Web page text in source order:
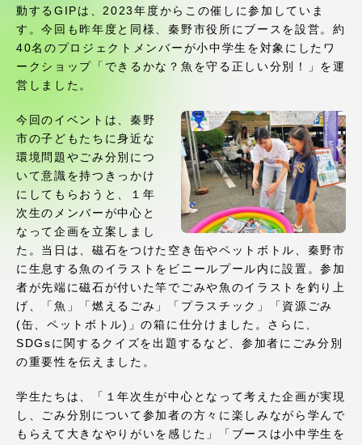
動するGIPは、2023年度からこの催しに参加していま
す。今回も昨年度と同様、秦野市役所にブースを設営。約
40名のプロジェクトメンバーが小中学生を対象にしたワ
ークショップ「できるかな？魚を守る正しい分別！」を運
営しました。
今回のイベントは、秦野
市の子どもたちに身近な
環境問題やごみ分別につ
いて意識を持つきっかけ
にしてもらおうと、１年
次生のメンバーが中心と
なって企画を立案しまし
た。当日は、磁石をつけた空き缶やペットボトル、秦野市
に生息する魚のイラストをビニールプール内に設置。参加
者が先端に磁石が付いた竿でごみや魚のイラストを釣り上
げ、「魚」「燃えるごみ」「プラスチック」「資源ごみ
(缶、ペットボトル)」の箱に仕分けました。さらに、
SDGsに関するクイズを出題するなど、参加者にごみ分別
の重要性を伝えました。
学生たちは、「１年次生が中心となって考えた企画が実現
し、ごみ分別について参加者の方々に楽しみながら学んで
もらえて大きなやりがいを感じた」「ブースは小中学生を
グローバルネットワーク
学外連携
学園ネットワーク
各種情報・お問い合わせ
アクセス情報
品川キャンパス 湘南キャンパス
熊本キャンパス
阿蘇くまもと
臨空キャンパス